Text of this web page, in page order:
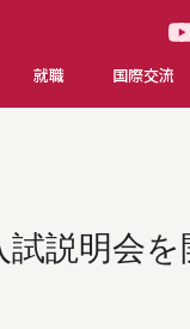
就職 国際交流
試説明会